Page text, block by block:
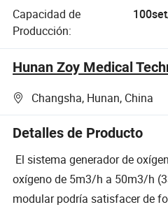
Capacidad de
Producción:
Hunan Zoy Medical
Changsha, Hunan, China
Detalles de Producto
El sistema generador de
oxígeno de 5m3/h a 50m3/h
modular podría satisfacer de